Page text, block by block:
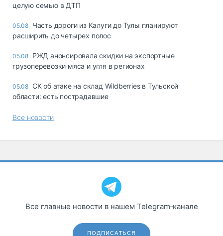
целую семью в ДТП
05.08 Часть дороги из Калуги до Тулы планируют
расширить до четырех полос
05.08 РЖД анонсировала скидки на экспортные
грузоперевозки мяса и угля в регионах
05.08 СК об атаке на склад Wildberries в Тульской
области: есть пострадавшие
Все новости
Все главные новости в нашем Telegram‑канале
ПОДПИСАТЬСЯ